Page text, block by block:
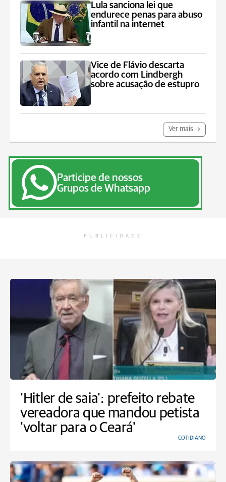
Lula sanciona lei que
endurece penas para abuso
infantil na internet
Vice de Flávio descarta
acordo com Lindbergh
sobre acusação de estupro
Ver mais
Participe de nossos
Grupos de Whatsapp
PUBLICIDADE
'Hitler de saia': prefeito rebate
vereadora que mandou petista
'voltar para o Ceará'
COTIDIANO